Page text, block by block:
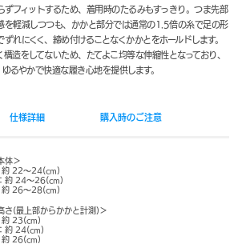
ずフィットするため、着用時のたるみもすっきり。つま先部
を軽減しつつも、かかと部分では通常の1.5倍の糸で足の形
れにくく、締め付けることなくかかとをホールドします。
造をしてないため、たてよこ均等な伸縮性となっており、
るやかで快適な履き心地を提供します。
仕様詳細 購入時のご注意
体＞
約 22～24(cm)
約 24～26(cm)
約 26～28(cm)
さ(最上部からかかと計測)＞
約 23(cm)
約 24(cm)
約 26(cm)